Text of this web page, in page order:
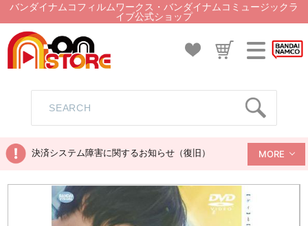
バンダイナムコフィルムワークス・バンダイナムコミュージックラ
イブ公式ショップ
決済システム障害に関するお知らせ（復旧） MORE